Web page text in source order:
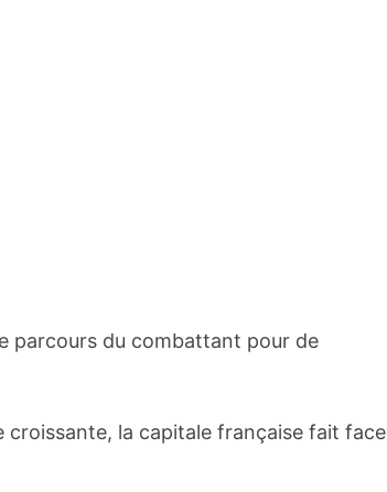
parcours du combattant pour de
croissante, la capitale française fait face